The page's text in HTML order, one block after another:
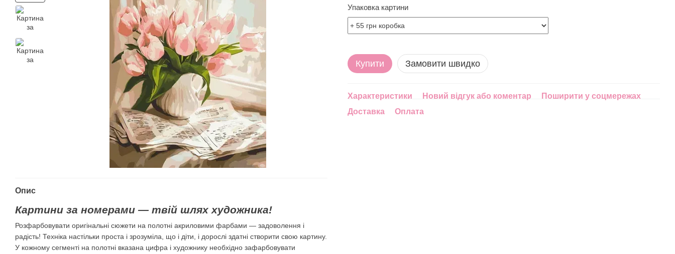
Опис
Картини за номерами — твій шлях художника!
Розфарбовувати оригінальні сюжети на полотні акриловими фарбами — задоволення і
радість! Техніка настільки проста і зрозуміла, що і діти, і дорослі здатні створити свою картину.
У кожному сегменті на полотні вказана цифра і художнику необхідно зафарбовувати
Упаковка картини
Купити Замовити швидко
Характеристики Новий відгук або коментар
Поширити у соцмережах
Доставка
Оплата